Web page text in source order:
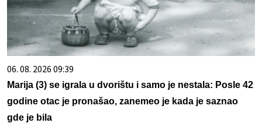
06. 08. 2026 09:39
Marija (3) se igrala u dvorištu i samo je nestala: Posle 42
godine otac je pronašao, zanemeo je kada je saznao
gde je bila